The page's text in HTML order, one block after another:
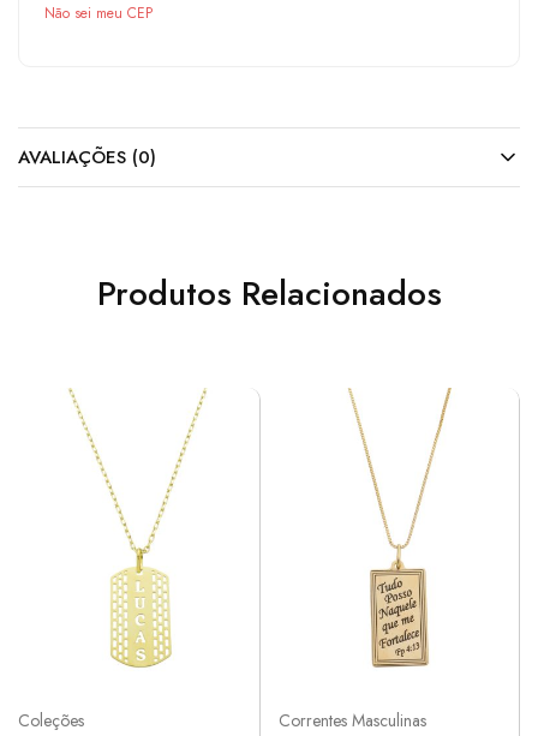
Não sei meu CEP
AVALIAÇÕES (0)
Produtos Relacionados
Coleções Correntes Masculinas